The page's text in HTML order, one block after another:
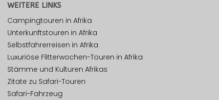
WEITERE LINKS
Campingtouren in Afrika
Unterkunftstouren in Afrika
Selbstfahrerreisen in Afrika
Luxuriöse Flitterwochen-Touren in Afrika
Stämme und Kulturen Afrikas
Zitate zu Safari-Touren
Safari-Fahrzeug